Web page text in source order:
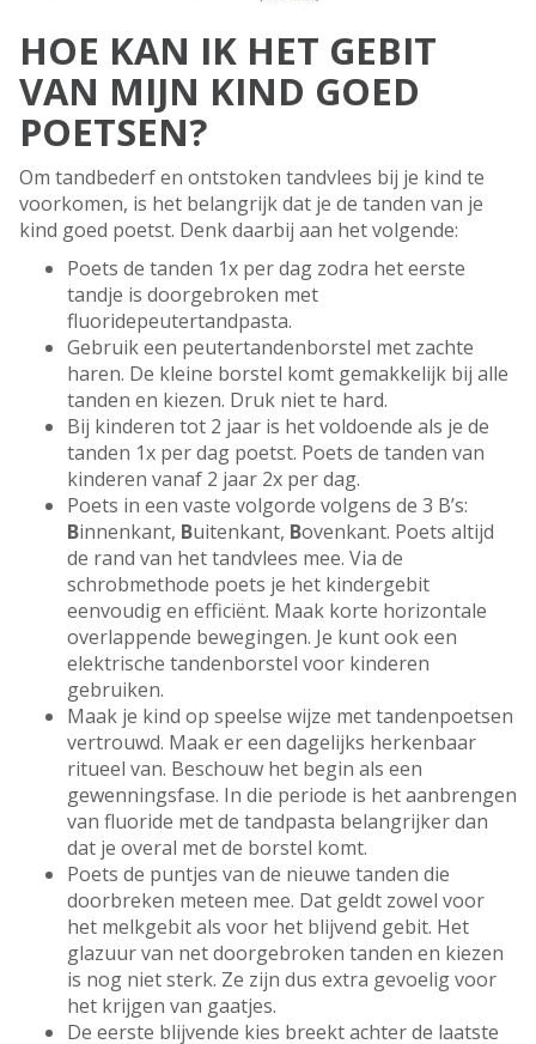
HOE KAN IK HET GEBIT
VAN MIJN KIND GOED
POETSEN?
Om tandbederf en ontstoken tandvlees bij je kind te
voorkomen, is het belangrijk dat je de tanden van je
kind goed poetst. Denk daarbij aan het volgende:
Poets de tanden 1x per dag zodra het eerste
tandje is doorgebroken met
fluoridepeutertandpasta.
Gebruik een peutertandenborstel met zachte
haren. De kleine borstel komt gemakkelijk bij alle
tanden en kiezen. Druk niet te hard.
Bij kinderen tot 2 jaar is het voldoende als je de
tanden 1x per dag poetst. Poets de tanden van
kinderen vanaf 2 jaar 2x per dag.
Poets in een vaste volgorde volgens de 3 B’s:
Binnenkant, Buitenkant, Bovenkant. Poets altijd
de rand van het tandvlees mee. Via de
schrobmethode poets je het kindergebit
eenvoudig en efficiënt. Maak korte horizontale
overlappende bewegingen. Je kunt ook een
elektrische tandenborstel voor kinderen
gebruiken.
Maak je kind op speelse wijze met tandenpoetsen
vertrouwd. Maak er een dagelijks herkenbaar
ritueel van. Beschouw het begin als een
gewenningsfase. In die periode is het aanbrengen
van fluoride met de tandpasta belangrijker dan
dat je overal met de borstel komt.
Poets de puntjes van de nieuwe tanden die
doorbreken meteen mee. Dat geldt zowel voor
het melkgebit als voor het blijvend gebit. Het
glazuur van net doorgebroken tanden en kiezen
is nog niet sterk. Ze zijn dus extra gevoelig voor
het krijgen van gaatjes.
De eerste blijvende kies breekt achter de laatste